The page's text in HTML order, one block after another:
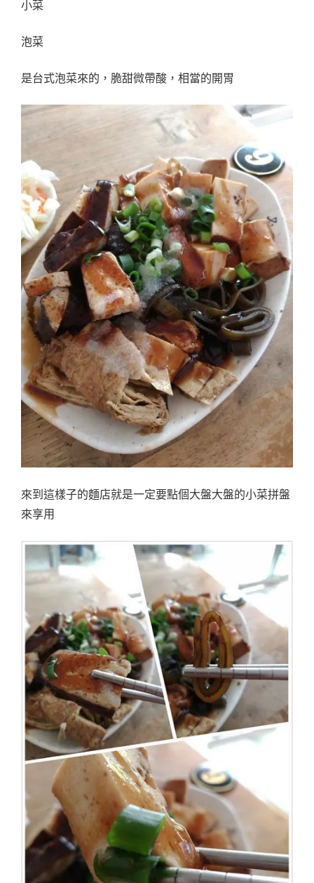
小菜
泡菜
是台式泡菜來的，脆甜微帶酸，相當的開胃
來到這樣子的麵店就是一定要點個大盤大盤的小菜拼盤
來享用